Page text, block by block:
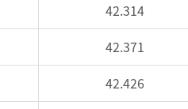
42.314
42.371
42.426